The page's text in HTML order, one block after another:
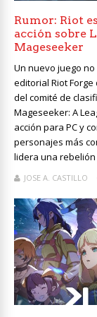
Rumor: Riot
acción sobre
Mageseeker
Un nuevo juego
editorial Riot
del comité de
Mageseeker: A
acción para PC y
personajes más
lidera una rebelión
JOSE A. CASTILLO